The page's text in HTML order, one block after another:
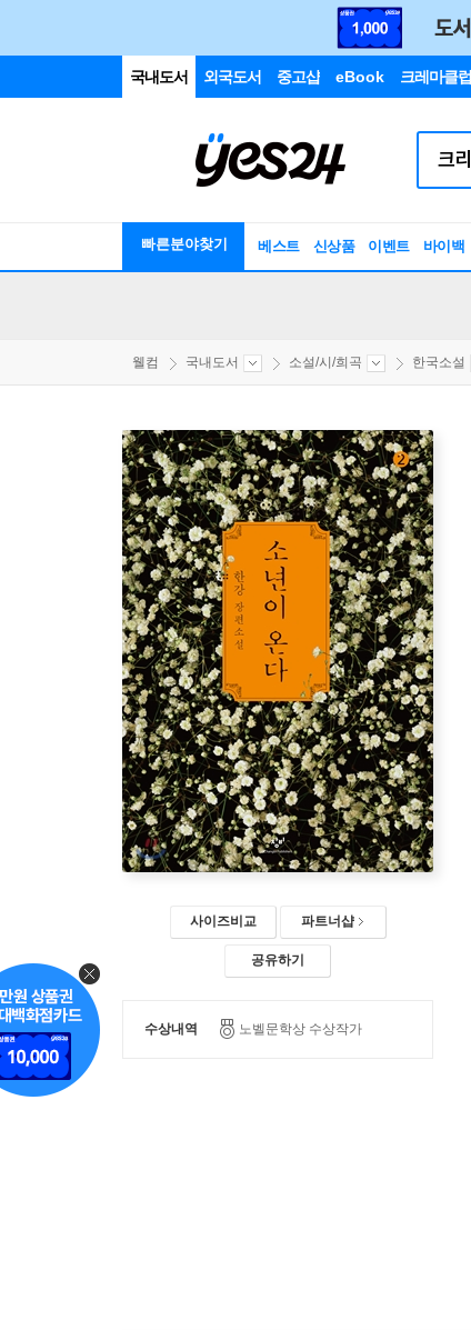
국내도서 외국도서 중고샵 eBook 크레마클럽
빠른분야찾기 베스트 신상품 이벤트 바이백
웰컴 국내도서 소설/시/희곡 한국소설
사이즈비교 파트너샵
공유하기
수상내역 노벨문학상 수상작가